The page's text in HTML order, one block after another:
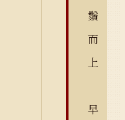
鬚
而
上
早